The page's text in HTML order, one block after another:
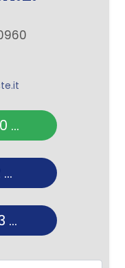
...
...